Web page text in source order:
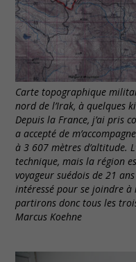
Carte topographique
nord de l’Irak, à quelques
Depuis la France, j’ai pris
a accepté de
à 3 607 mètres d’altitude.
technique, mais la région
voyageur suédois de 21
intéressé pour se joindre
partirons donc tous les
Marcus Koehne